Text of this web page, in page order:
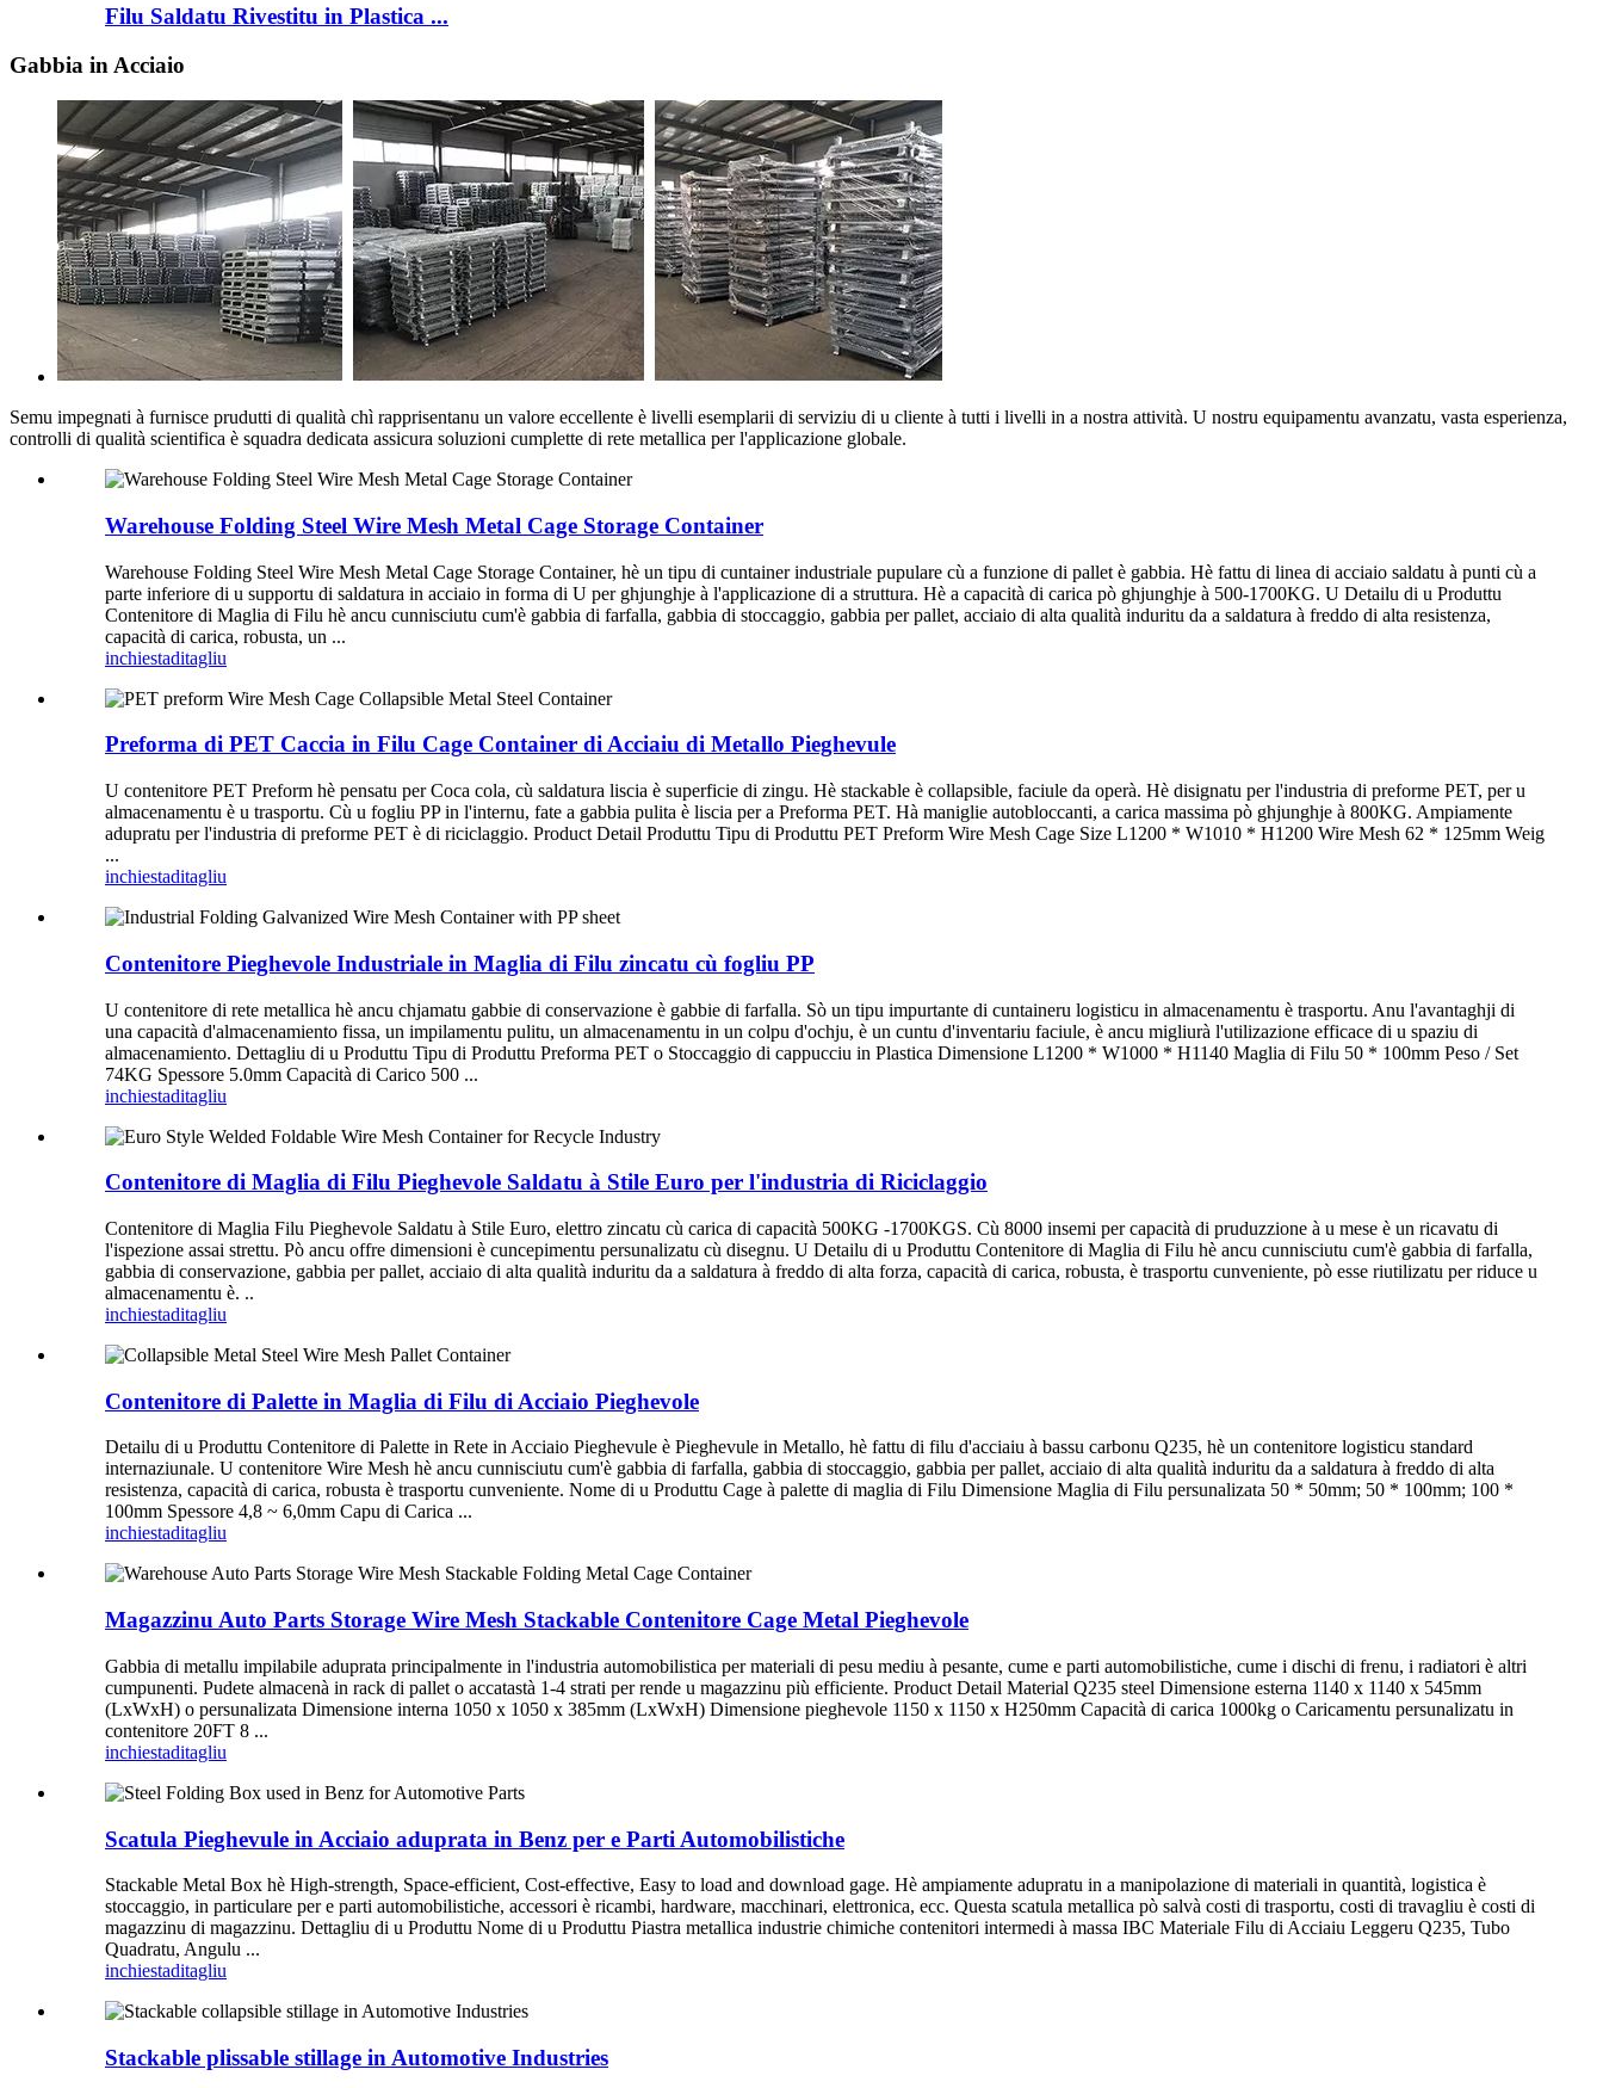
Filu Saldatu Rivestitu in Plastica ...
Gabbia in Acciaio
Semu impegnati à furnisce prudutti di qualità chì rapprisentanu un valore eccellente è livelli esemplarii di serviziu di u cliente à tutti i livelli in a nostra attività. U nostru equipamentu avanzatu, vasta esperienza,
controlli di qualità scientifica è squadra dedicata assicura soluzioni cumplette di rete metallica per l'applicazione globale.
Warehouse Folding Steel Wire Mesh Metal Cage Storage Container
Warehouse Folding Steel Wire Mesh Metal Cage Storage Container, hè un tipu di cuntainer industriale pupulare cù a funzione di pallet è gabbia. Hè fattu di linea di acciaio saldatu à punti cù a
parte inferiore di u supportu di saldatura in acciaio in forma di U per ghjunghje à l'applicazione di a struttura. Hè a capacità di carica pò ghjunghje à 500-1700KG. U Detailu di u Produttu
Contenitore di Maglia di Filu hè ancu cunnisciutu cum'è gabbia di farfalla, gabbia di stoccaggio, gabbia per pallet, acciaio di alta qualità induritu da a saldatura à freddo di alta resistenza,
capacità di carica, robusta, un ...
inchiestaditagliu
Preforma di PET Caccia in Filu Cage Container di Acciaiu di Metallo Pieghevule
U contenitore PET Preform hè pensatu per Coca cola, cù saldatura liscia è superficie di zingu. Hè stackable è collapsible, faciule da operà. Hè disignatu per l'industria di preforme PET, per u
almacenamentu è u trasportu. Cù u fogliu PP in l'internu, fate a gabbia pulita è liscia per a Preforma PET. Hà maniglie autobloccanti, a carica massima pò ghjunghje à 800KG. Ampiamente
adupratu per l'industria di preforme PET è di riciclaggio. Product Detail Produttu Tipu di Produttu PET Preform Wire Mesh Cage Size L1200 * W1010 * H1200 Wire Mesh 62 * 125mm Weig
...
inchiestaditagliu
Contenitore Pieghevole Industriale in Maglia di Filu zincatu cù fogliu PP
U contenitore di rete metallica hè ancu chjamatu gabbie di conservazione è gabbie di farfalla. Sò un tipu impurtante di cuntaineru logisticu in almacenamentu è trasportu. Anu l'avantaghji di
una capacità d'almacenamiento fissa, un impilamentu pulitu, un almacenamentu in un colpu d'ochju, è un cuntu d'inventariu faciule, è ancu migliurà l'utilizazione efficace di u spaziu di
almacenamiento. Dettagliu di u Produttu Tipu di Produttu Preforma PET o Stoccaggio di cappucciu in Plastica Dimensione L1200 * W1000 * H1140 Maglia di Filu 50 * 100mm Peso / Set
74KG Spessore 5.0mm Capacità di Carico 500 ...
inchiestaditagliu
Contenitore di Maglia di Filu Pieghevole Saldatu à Stile Euro per l'industria di Riciclaggio
Contenitore di Maglia Filu Pieghevole Saldatu à Stile Euro, elettro zincatu cù carica di capacità 500KG -1700KGS. Cù 8000 insemi per capacità di pruduzzione à u mese è un ricavatu di
l'ispezione assai strettu. Pò ancu offre dimensioni è cuncepimentu persunalizatu cù disegnu. U Detailu di u Produttu Contenitore di Maglia di Filu hè ancu cunnisciutu cum'è gabbia di farfalla,
gabbia di conservazione, gabbia per pallet, acciaio di alta qualità induritu da a saldatura à freddo di alta forza, capacità di carica, robusta, è trasportu cunveniente, pò esse riutilizatu per riduce u
almacenamentu è. ..
inchiestaditagliu
Contenitore di Palette in Maglia di Filu di Acciaio Pieghevole
Detailu di u Produttu Contenitore di Palette in Rete in Acciaio Pieghevule è Pieghevule in Metallo, hè fattu di filu d'acciaiu à bassu carbonu Q235, hè un contenitore logisticu standard
internaziunale. U contenitore Wire Mesh hè ancu cunnisciutu cum'è gabbia di farfalla, gabbia di stoccaggio, gabbia per pallet, acciaio di alta qualità induritu da a saldatura à freddo di alta
resistenza, capacità di carica, robusta è trasportu cunveniente. Nome di u Produttu Cage à palette di maglia di Filu Dimensione Maglia di Filu persunalizata 50 * 50mm; 50 * 100mm; 100 *
100mm Spessore 4,8 ~ 6,0mm Capu di Carica ...
inchiestaditagliu
Magazzinu Auto Parts Storage Wire Mesh Stackable Contenitore Cage Metal Pieghevole
Gabbia di metallu impilabile aduprata principalmente in l'industria automobilistica per materiali di pesu mediu à pesante, cume e parti automobilistiche, cume i dischi di frenu, i radiatori è altri
cumpunenti. Pudete almacenà in rack di pallet o accatastà 1-4 strati per rende u magazzinu più efficiente. Product Detail Material Q235 steel Dimensione esterna 1140 x 1140 x 545mm
(LxWxH) o persunalizata Dimensione interna 1050 x 1050 x 385mm (LxWxH) Dimensione pieghevole 1150 x 1150 x H250mm Capacità di carica 1000kg o Caricamentu persunalizatu in
contenitore 20FT 8 ...
inchiestaditagliu
Scatula Pieghevule in Acciaio aduprata in Benz per e Parti Automobilistiche
Stackable Metal Box hè High-strength, Space-efficient, Cost-effective, Easy to load and download gage. Hè ampiamente adupratu in a manipolazione di materiali in quantità, logistica è
stoccaggio, in particulare per e parti automobilistiche, accessori è ricambi, hardware, macchinari, elettronica, ecc. Questa scatula metallica pò salvà costi di trasportu, costi di travagliu è costi di
magazzinu di magazzinu. Dettagliu di u Produttu Nome di u Produttu Piastra metallica industrie chimiche contenitori intermedi à massa IBC Materiale Filu di Acciaiu Leggeru Q235, Tubo
Quadratu, Angulu ...
inchiestaditagliu
Stackable plissable stillage in Automotive Industries